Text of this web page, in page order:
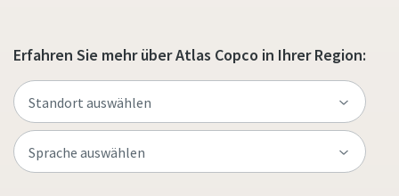
Erfahren Sie mehr über Atlas Copco in Ihrer Region: